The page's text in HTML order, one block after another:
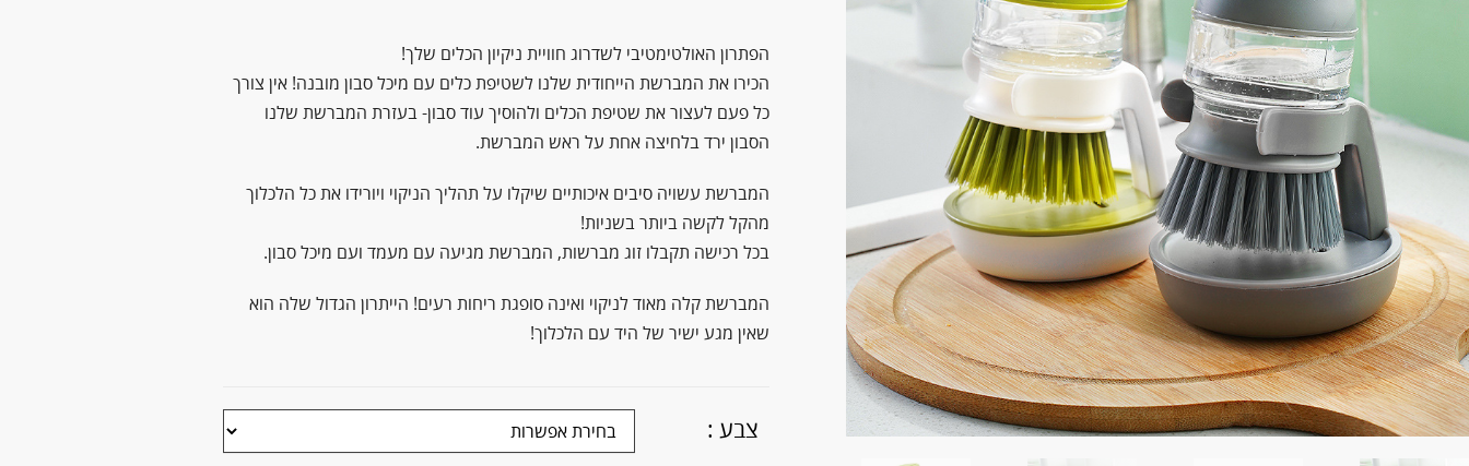
הפתרון האולטימטיבי לשדרוג חוויית ניקיון הכלים שלך!
הכירו את המברשת הייחודית שלנו לשטיפת כלים עם מיכל סבון מובנה! אין צורך
כל פעם לעצור את שטיפת הכלים ולהוסיך עוד סבון- בעזרת המברשת שלנו
הסבון ירד בלחיצה אחת על ראש המברשת.
המברשת עשויה סיבים איכותיים שיקלו על תהליך הניקוי ויורידו את כל הלכלוך
מהקל לקשה ביותר בשניות!
בכל רכישה תקבלו זוג מברשות, המברשת מגיעה עם מעמד ועם מיכל סבון.
המברשת קלה מאוד לניקוי ואינה סופגת ריחות רעים! הייתרון הגדול שלה הוא
שאין מגע ישיר של היד עם הלכלוך!
צבע :